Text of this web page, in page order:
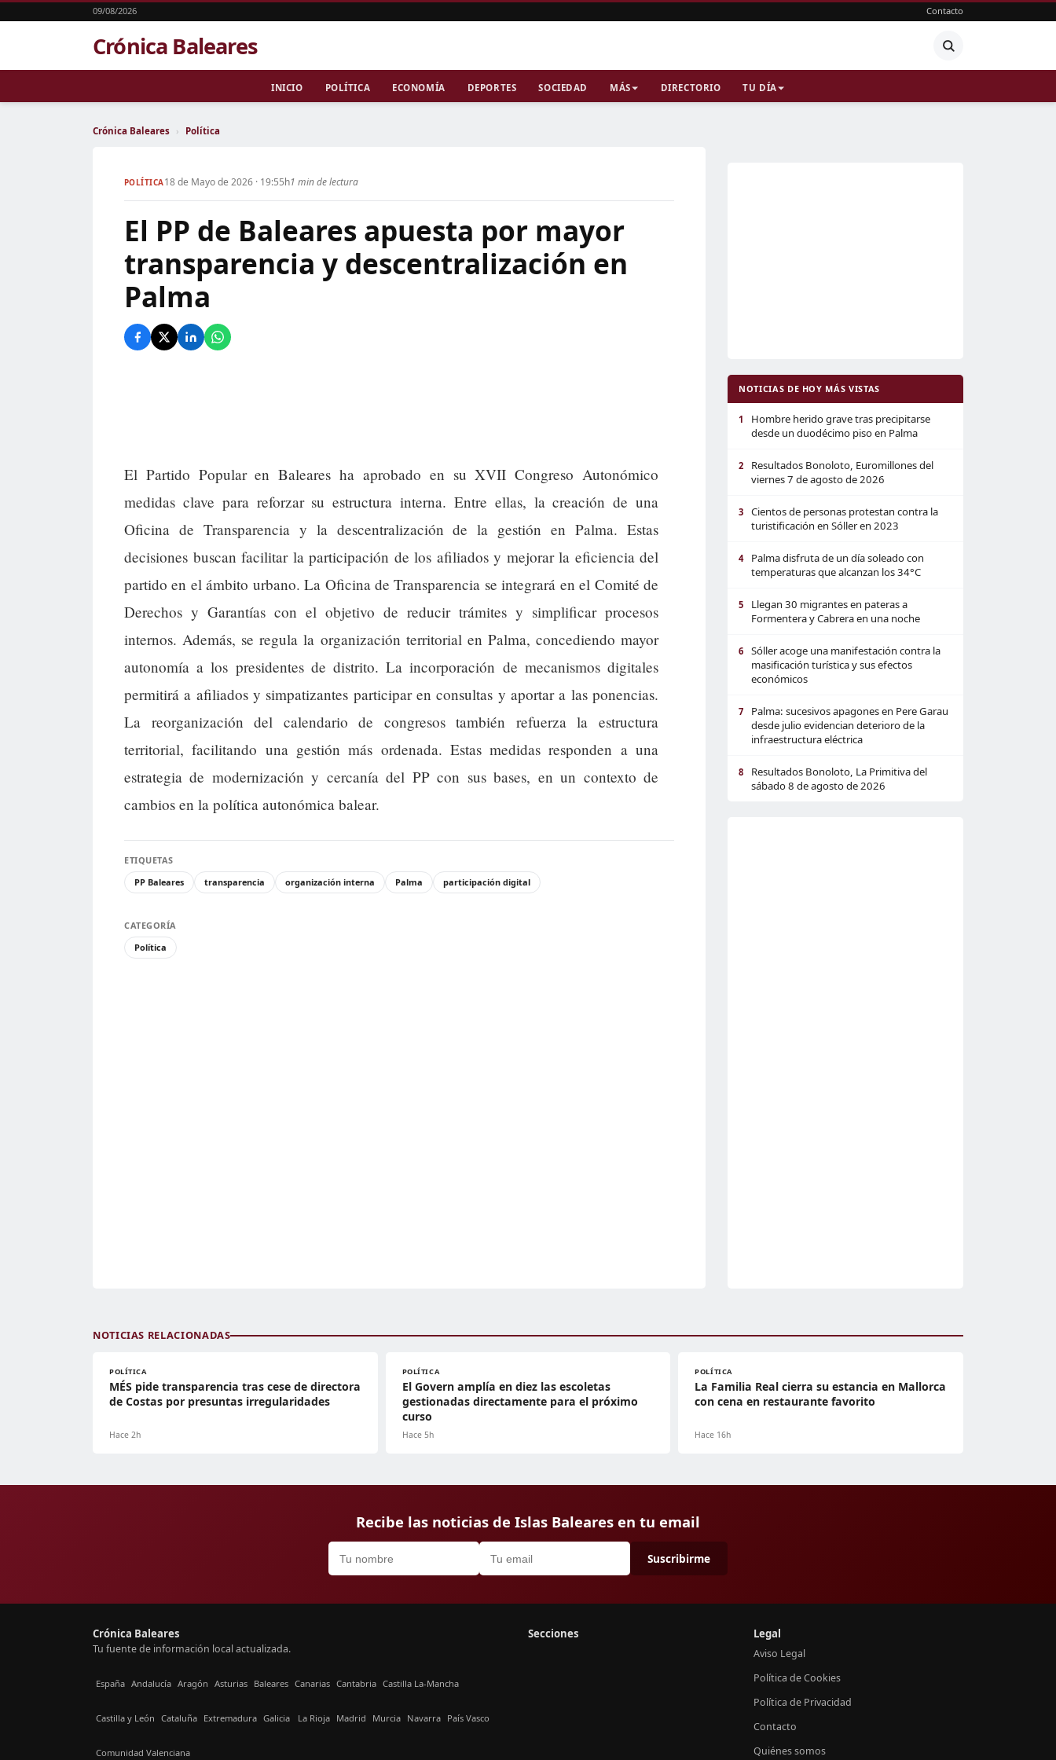
09/08/2026 Contacto
Crónica Baleares
INICIO POLÍTICA ECONOMÍA DEPORTES SOCIEDAD MÁS DIRECTORIO TU DÍA
Crónica Baleares › Política
POLÍTICA18 de Mayo de 2026 · 19:55h1 min de lectura
El PP de Baleares apuesta por mayor
transparencia y descentralización en
Palma
El Partido Popular en Baleares ha aprobado en su XVII Congreso Autonómico
medidas clave para reforzar su estructura interna. Entre ellas, la creación de una
Oficina de Transparencia y la descentralización de la gestión en Palma. Estas
decisiones buscan facilitar la participación de los afiliados y mejorar la eficiencia del
partido en el ámbito urbano. La Oficina de Transparencia se integrará en el Comité de
Derechos y Garantías con el objetivo de reducir trámites y simplificar procesos
internos. Además, se regula la organización territorial en Palma, concediendo mayor
autonomía a los presidentes de distrito. La incorporación de mecanismos digitales
permitirá a afiliados y simpatizantes participar en consultas y aportar a las ponencias.
La reorganización del calendario de congresos también refuerza la estructura
territorial, facilitando una gestión más ordenada. Estas medidas responden a una
estrategia de modernización y cercanía del PP con sus bases, en un contexto de
cambios en la política autonómica balear.
ETIQUETAS
PP Baleares
transparencia organización interna Palma participación digital
CATEGORÍA
Política
NOTICIAS DE HOY MÁS VISTAS
1
Hombre herido grave tras precipitarse
desde un duodécimo piso en Palma
2
Resultados Bonoloto, Euromillones del
viernes 7 de agosto de 2026
3
Cientos de personas protestan contra la
turistificación en Sóller en 2023
4
Palma disfruta de un día soleado con
temperaturas que alcanzan los 34°C
5
Llegan 30 migrantes en pateras a
Formentera y Cabrera en una noche
6
Sóller acoge una manifestación contra la
masificación turística y sus efectos
económicos
7
Palma: sucesivos apagones en Pere Garau
desde julio evidencian deterioro de la
infraestructura eléctrica
8
Resultados Bonoloto, La Primitiva del
sábado 8 de agosto de 2026
NOTICIAS RELACIONADAS
POLÍTICA
MÉS pide transparencia tras cese de directora
de Costas por presuntas irregularidades
Hace 2h
POLÍTICA
El Govern amplía en diez las escoletas
gestionadas directamente para el próximo
curso
Hace 5h
POLÍTICA
La Familia Real cierra su estancia en Mallorca
con cena en restaurante favorito
Hace 16h
Recibe las noticias de Islas Baleares en tu email
Suscribirme
Crónica Baleares
Tu fuente de información local actualizada.
España Andalucía Aragón Asturias Baleares Canarias Cantabria Castilla La-Mancha
Castilla y León Cataluña Extremadura Galicia La Rioja Madrid Murcia Navarra País Vasco
Comunidad Valenciana
Secciones Legal
Aviso Legal
Política de Cookies
Política de Privacidad
Contacto
Quiénes somos